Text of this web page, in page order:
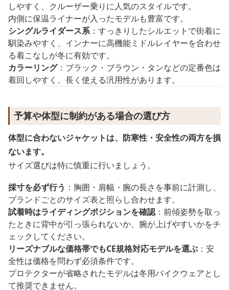
しやすく、クルーザー乗りに人気のスタイルです。
内側に保温ライナーが入ったモデルも豊富です。
シングルライダース系：すっきりしたシルエットで街着に
馴染みやすく、インナーに高機能ミドルレイヤーを合わせ
る着こなしが冬に有効です。
カラーリング：ブラック・ブラウン・タンなどの定番色は
着回しやすく、長く使える汎用性があります。
予算や体型に制約がある場合の選び方
体型に合わないジャケットは、防寒性・安全性の両方を損
ないます。
サイズ選びは特に慎重に行いましょう。
採寸を必ず行う ：胸囲・肩幅・腕の長さを事前に計測し、
ブランドごとのサイズ表と照らし合わせます。
試着時はライディングポジションを確認：前傾姿勢を取っ
たときに背中が引っ張られないか、腕が上げやすいかをチ
ェックしてください。
リーズナブルな価格帯でもCE規格対応モデルを選ぶ ：安
全性は価格を問わず必須条件です。
プロテクターが省略されたモデルは冬用バイクウェアとし
て推奨できません。